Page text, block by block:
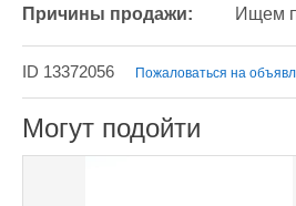
Причины продажи: Ищем
ID 13372056 Пожаловаться на
Могут подойти